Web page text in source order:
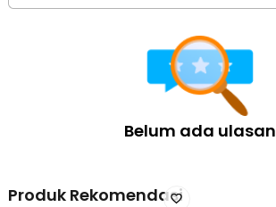
Belum ada ulasan
Produk Rekomendasi